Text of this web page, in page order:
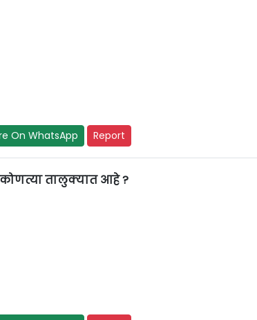
On WhatsApp Report
कोणत्या तालुक्यात आहे ?